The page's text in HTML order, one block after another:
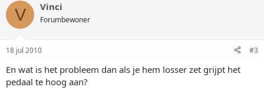
V Vinci
Forumbewoner
18 jul 2010 #3
En wat is het probleem dan als je hem losser zet grijpt het
pedaal te hoog aan?